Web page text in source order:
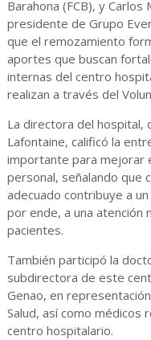
Barahona (FCB), y Carlos
presidente de Grupo
que el remozamiento
aportes que buscan
internas del centro
realizan a través del
La directora del hospital,
Lafontaine, calificó la
importante para mejorar
personal, señalando que
adecuado contribuye a
por ende, a una atención
pacientes.
También participó la
subdirectora de este
Genao, en
Salud, así como médicos
centro hospitalario.